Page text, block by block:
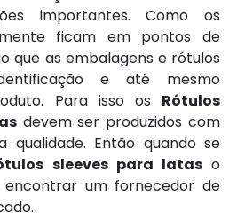
importantes. Como os
ficam em pontos de
que as embalagens e rótulos
e até mesmo
Para isso os Rótulos
devem ser produzidos com
qualidade. Então quando se
sleeves para lataso
um fornecedor de